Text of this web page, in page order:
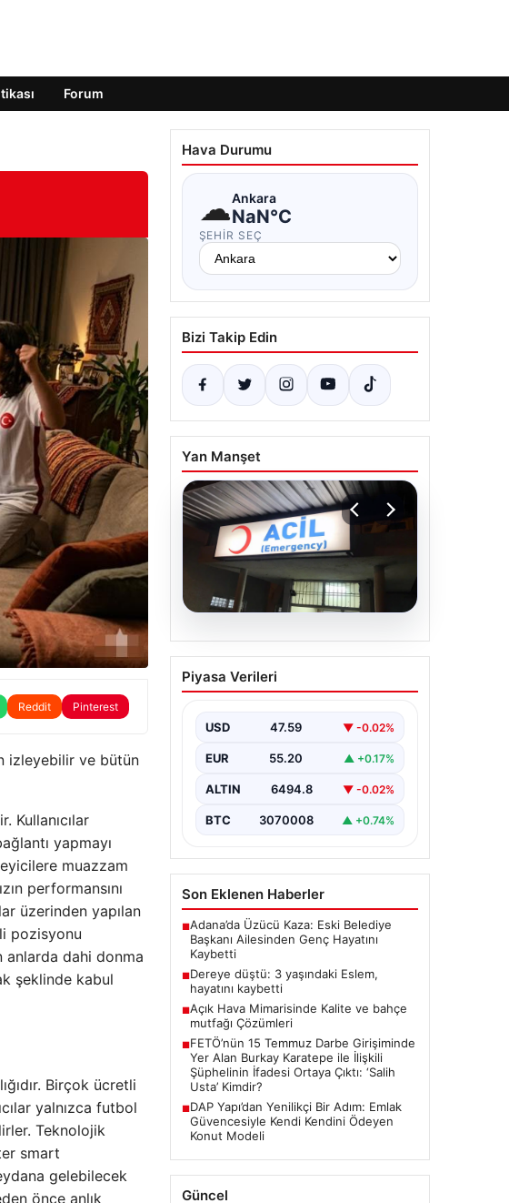
Forum
Reddit Pinterest
izleyebilir ve bütün
Kullanıcılar
yapmayı
muazzam
performansını
üzerinden yapılan
pozisyonu
anlarda dahi donma
şeklinde kabul
Birçok ücretli
yalnızca futbol
Teknolojik
smart
gelebilecek
önce anlık
Hava Durumu
☁Ankara
NaN°C
ŞEHIR SEÇ
Bizi Takip Edin
Yan Manşet
05.08.2026
Dereye düştü: 3
yaşındaki Eslem,
Piyasa Verileri
USD 47.59 ▼ -0.02%
EUR 55.20 ▲ +0.17%
ALTIN 6494.8 ▼ -0.02%
BTC 3070008 ▲ +0.74%
Son Eklenen Haberler
■Adana’da Üzücü Kaza: Eski Belediye
Başkanı Ailesinden Genç Hayatını
Kaybetti
■Dereye düştü: 3 yaşındaki Eslem,
hayatını kaybetti
■Açık Hava Mimarisinde Kalite ve bahçe
mutfağı Çözümleri
■FETÖ’nün 15 Temmuz Darbe Girişiminde
Yer Alan Burkay Karatepe ile İlişkili
Şüphelinin İfadesi Ortaya Çıktı: ‘Salih
Usta’ Kimdir?
■DAP Yapı’dan Yenilikçi Bir Adım: Emlak
Güvencesiyle Kendi Kendini Ödeyen
Konut Modeli
Güncel